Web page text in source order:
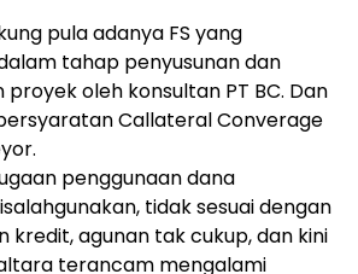
pula adanya FS yang
tahap penyusunan dan
oleh konsultan PT BC. Dan
Callateral Converage
penggunaan dana
tidak sesuai dengan
kredit, agunan tak cukup, dan kini
terancam mengalami